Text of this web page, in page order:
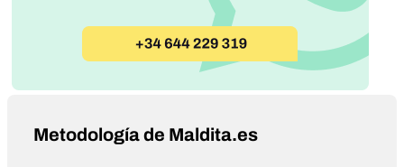
Metodología de Maldita.es